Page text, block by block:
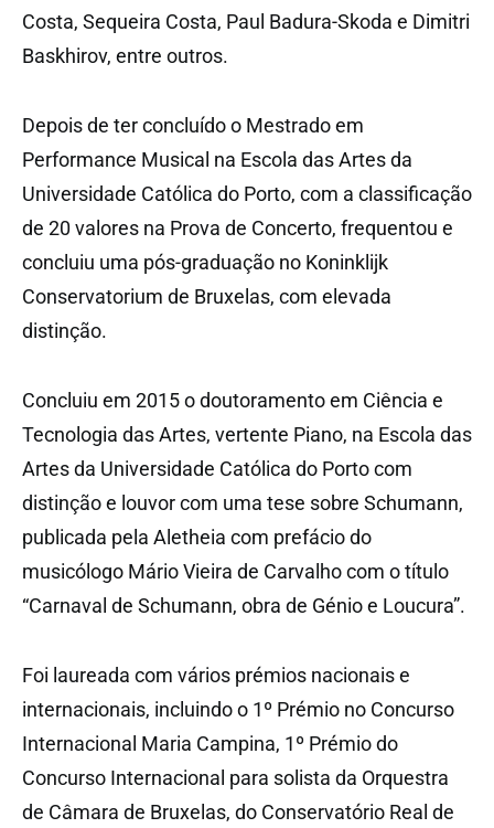
Costa, Sequeira Costa, Paul Badura-Skoda e Dimitri
Baskhirov, entre outros.
Depois de ter concluído o Mestrado em
Performance Musical na Escola das Artes da
Universidade Católica do Porto, com a classificação
de 20 valores na Prova de Concerto, frequentou e
concluiu uma pós-graduação no Koninklijk
Conservatorium de Bruxelas, com elevada
distinção.
Concluiu em 2015 o doutoramento em Ciência e
Tecnologia das Artes, vertente Piano, na Escola das
Artes da Universidade Católica do Porto com
distinção e louvor com uma tese sobre Schumann,
publicada pela Aletheia com prefácio do
musicólogo Mário Vieira de Carvalho com o título
“Carnaval de Schumann, obra de Génio e Loucura”.
Foi laureada com vários prémios nacionais e
internacionais, incluindo o 1º Prémio no Concurso
Internacional Maria Campina, 1º Prémio do
Concurso Internacional para solista da Orquestra
de Câmara de Bruxelas, do Conservatório Real de